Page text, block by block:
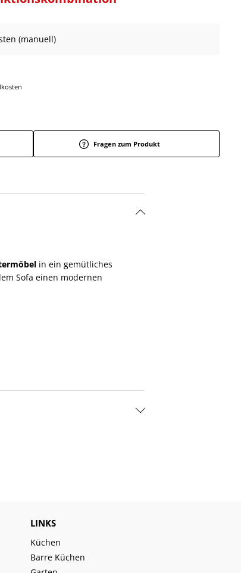
(manuell)
Fragen zum Produkt
in ein gemütliches
Sofa einen modernen
LINKS
Küchen
Barre Küchen